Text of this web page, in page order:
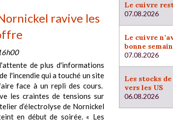
ravive les
de plus d'informations
l'incendie qui a touché un site
face à un repli des cours.
les craintes de tensions sur
d’électrolyse de Nornickel
en début de soirée. « Les
Le cuivre
07.08.2026
Le cuivre
bonne
07.08.2026
Les stocks
vers les US
06.08.2026